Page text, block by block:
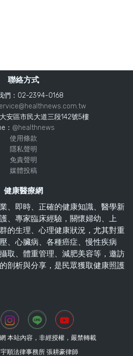
聯絡方式
們：02-2394-0168
安區市民大道三段142號5樓
： @healthnews
使用條款
隱私聲明
免責聲明
媒體投稿
健康醫療網
、即時、正確的健康知識、醫學新
、專家臨床經驗，關懷婦幼、上
的生理、心理健康狀況，尤其對重
、心臟病、各種癌症、慢性疾病
取、體重管理、減肥美容等，邀訪
剖析與分享，是民眾獲取健康照護
本站內容，非經授權，嚴禁轉載
順法律事務所 張耕豪律師